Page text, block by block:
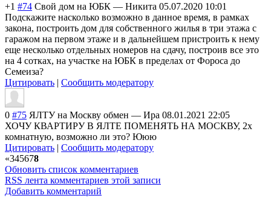
+1 #74 Свой дом на ЮБК — Никита 05.07.2020 10:01
Подскажите насколько возможно в данное время, в рамках
закона, построить дом для собственного жилья в три этажа с
гаражом на первом этаже и в дальнейшем пристроить к нему
еще несколько отдельных номеров на сдачу, построив все это
на 4 сотках, на участке на ЮБК в пределах от Фороса до
Семеиза?
Цитировать | Сообщить модератору
0 #75 ЯЛТУ на Москву обмен — Ира 08.01.2021 22:05
ХОЧУ КВАРТИРУ В ЯЛТЕ ПОМЕНЯТЬ НА МОСКВУ, 2х
комнатную, возможно ли это? Ююю
Цитировать | Сообщить модератору
«345678
Обновить список комментариев
RSS лента комментариев этой записи
Добавить комментарий